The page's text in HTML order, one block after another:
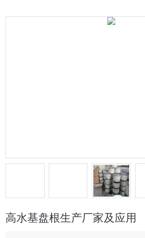
高水基盘根生产厂家及应用